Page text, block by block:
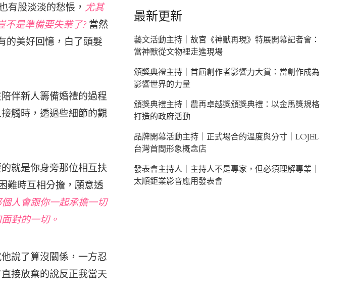
有股淡淡的愁悵， 尤其
不是準備要失業了? 當然
的美好回憶，白了頭髮
伴新人籌備婚禮的過程
觸時，透過些細節的觀
就是你身旁那位相互扶
難時互相分擔，願意透
人會跟你一起承擔一切
對的一切。
說了算沒關係，一方忍
接放棄的說反正我當天
最新更新
藝文活動主持｜故宮《神獸再現》特展開幕記者會：
當神獸從文物裡走進現場
頒獎典禮主持｜首屆創作者影響力大賞：當創作成為
影響世界的力量
頒獎典禮主持｜農再卓越獎頒獎典禮：以金馬獎規格
打造的政府活動
品牌開幕活動主持｜正式場合的溫度與分寸｜LOJEL
台灣首間形象概念店
發表會主持人｜主持人不是專家，但必須理解專業｜
太順鉅業影音應用發表會